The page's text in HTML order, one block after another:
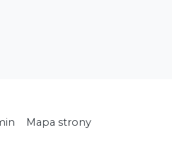
Mapa strony